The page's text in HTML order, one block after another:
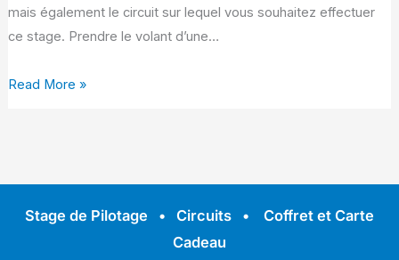
mais également le circuit sur lequel vous souhaitez effectuer
ce stage. Prendre le volant d’une…
Read More »
Stage de Pilotage • Circuits • Coffret et Carte
Cadeau